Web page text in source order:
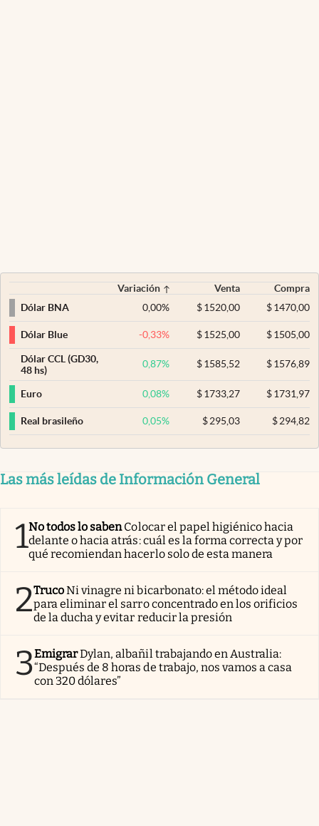
Variación Venta
Compra
Dólar BNA
0,00% $ 1520,00 $1470,00
Dólar Blue -0,33% $ 1525,00 $1505,00
Dólar CCL (GD30,
48 hs)
0,87% $ 1585,52 $1576,89
Euro 0,08% $ 1733,27 $1731,97
Real brasileño 0,05% $ 295,03 $294,82
Las más leídas de Información General
1No todos lo sabenColocar el papel higiénico hacia
delante o hacia atrás: cuál es la forma correcta y por
qué recomiendan hacerlo solo de esta manera
2TrucoNi vinagre ni bicarbonato: el método ideal
para eliminar el sarro concentrado en los orificios
de la ducha y evitar reducir la presión
3EmigrarDylan, albañil trabajando en Australia:
“Después de 8 horas de trabajo, nos vamos a casa
con 320 dólares”